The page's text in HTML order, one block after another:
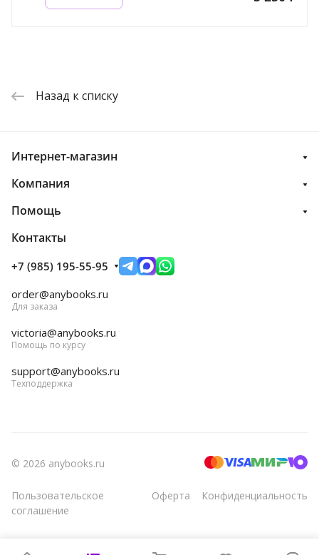
Назад к списку
Интернет-магазин
Компания
Помощь
Контакты
+7 (985) 195-55-95
order@anybooks.ru
Для заказа
victoria@anybooks.ru
Помощь по курсу
support@anybooks.ru
Техподдержка
© 2026 anybooks.ru
Пользовательское
соглашение
Оферта Конфиденциальность